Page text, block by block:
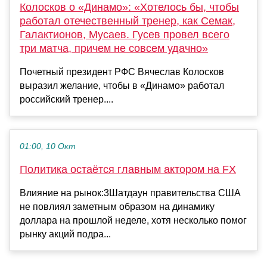
Колосков о «Динамо»: «Хотелось бы, чтобы
работал отечественный тренер, как Семак,
Галактионов, Мусаев. Гусев провел всего
три матча, причем не совсем удачно»
Почетный президент РФС Вячеслав Колосков
выразил желание, чтобы в «Динамо» работал
российский тренер....
01:00, 10 Окт
Политика остаётся главным актором на FX
Влияние на рынок:3Шатдаун правительства США
не повлиял заметным образом на динамику
доллара на прошлой неделе, хотя несколько помог
рынку акций подра...